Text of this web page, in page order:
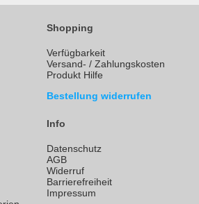
Shopping
Verfügbarkeit
Versand- / Zahlungskosten
Produkt Hilfe
Bestellung widerrufen
Info
Datenschutz
AGB
Widerruf
Barrierefreiheit
Impressum